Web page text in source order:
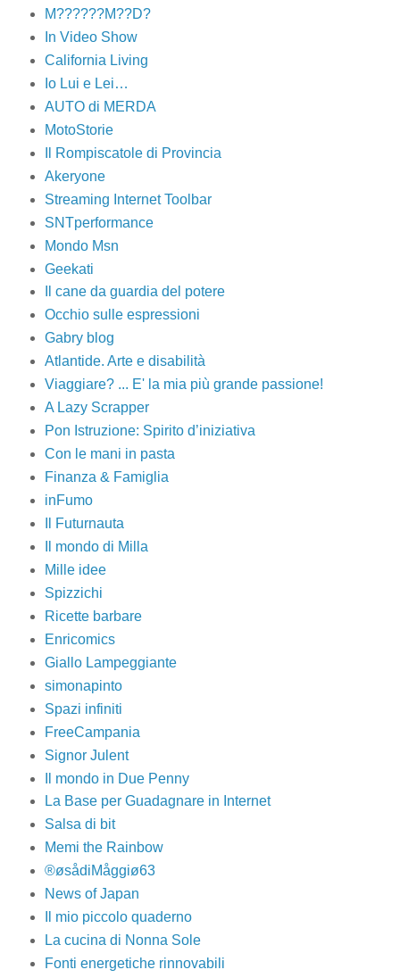
M??????M??D?
In Video Show
California Living
Io Lui e Lei…
AUTO di MERDA
MotoStorie
Il Rompiscatole di Provincia
Akeryone
Streaming Internet Toolbar
SNTperformance
Mondo Msn
Geekati
Il cane da guardia del potere
Occhio sulle espressioni
Gabry blog
Atlantide. Arte e disabilità
Viaggiare? ... E' la mia più grande passione!
A Lazy Scrapper
Pon Istruzione: Spirito d’iniziativa
Con le mani in pasta
Finanza & Famiglia
inFumo
Il Futurnauta
Il mondo di Milla
Mille idee
Spizzichi
Ricette barbare
Enricomics
Giallo Lampeggiante
simonapinto
Spazi infiniti
FreeCampania
Signor Julent
Il mondo in Due Penny
La Base per Guadagnare in Internet
Salsa di bit
Memi the Rainbow
®øsådiMåggiø63
News of Japan
Il mio piccolo quaderno
La cucina di Nonna Sole
Fonti energetiche rinnovabili